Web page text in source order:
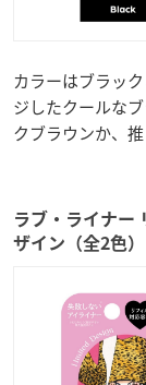
カラーはブラッ
ジしたクールな
クブラウンか、
ラブ・ライナー
ザイン（全2色）